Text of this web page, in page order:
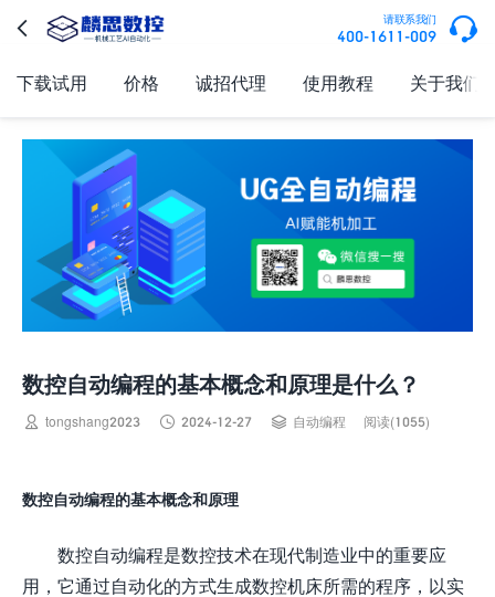
 请联系我们
400-1611-009 
下载试用 价格 诚招代理 使用教程 关于我们
数控自动编程的基本概念和原理是什么？
 tongshang2023  2024-12-27  自动编程 阅读(1055)
数控自动编程的基本概念和原理
数控自动编程是数控技术在现代制造业中的重要应
用，它通过自动化的方式生成数控机床所需的程序，以实